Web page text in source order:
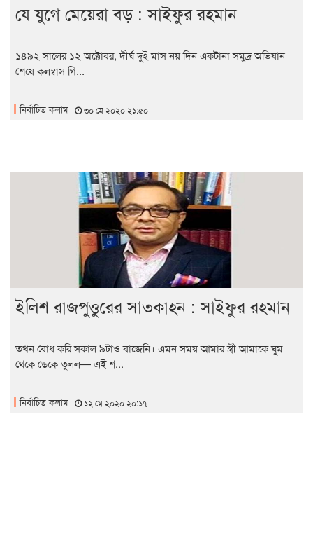
যে যুগে মেয়েরা বড় : সাইফুর রহমান
১৪৯২ সালের ১২ অক্টোবর, দীর্ঘ দুই মাস নয় দিন একটানা সমুদ্র অভিযান
শেষে কলম্বাস গি...
নির্বাচিত কলাম ৩০ মে ২০২০ ২১:৫০
ইলিশ রাজপুত্তুরের সাতকাহন : সাইফুর রহমান
তখন বোধ করি সকাল ৯টাও বাজেনি। এমন সময় আমার স্ত্রী আমাকে ঘুম
থেকে ডেকে তুলল— এই শ...
নির্বাচিত কলাম ১২ মে ২০২০ ২০:১৭